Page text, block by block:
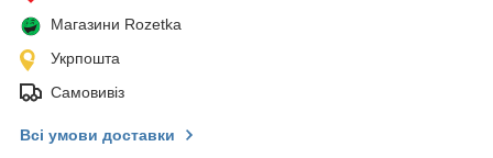
Магазини Rozetka
Укрпошта
Самовивіз
Всі умови доставки